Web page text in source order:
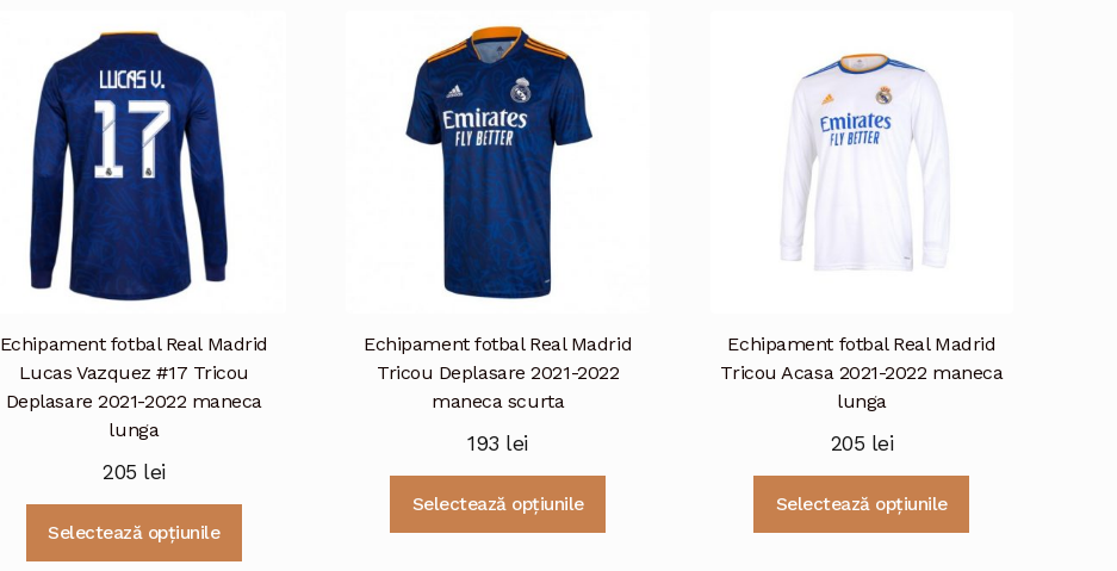
Echipament fotbal Real Madrid
Lucas Vazquez #17 Tricou
Deplasare 2021-2022 maneca
lunga
205 lei
Selectează opțiunile
Echipament fotbal Real Madrid
Tricou Deplasare 2021-2022
maneca scurta
193 lei
Selectează opțiunile
Echipament fotbal Real Madrid
Tricou Acasa 2021-2022 maneca
lunga
205 lei
Selectează opțiunile